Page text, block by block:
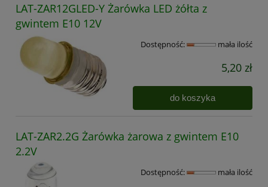
LAT-ZAR12GLED-Y Żarówka LED żółta z
gwintem E10 12V
Dostępność: mała ilość
5,20 zł
do koszyka
LAT-ZAR2.2G Żarówka żarowa z gwintem E10
2.2V
Dostępność: mała ilość